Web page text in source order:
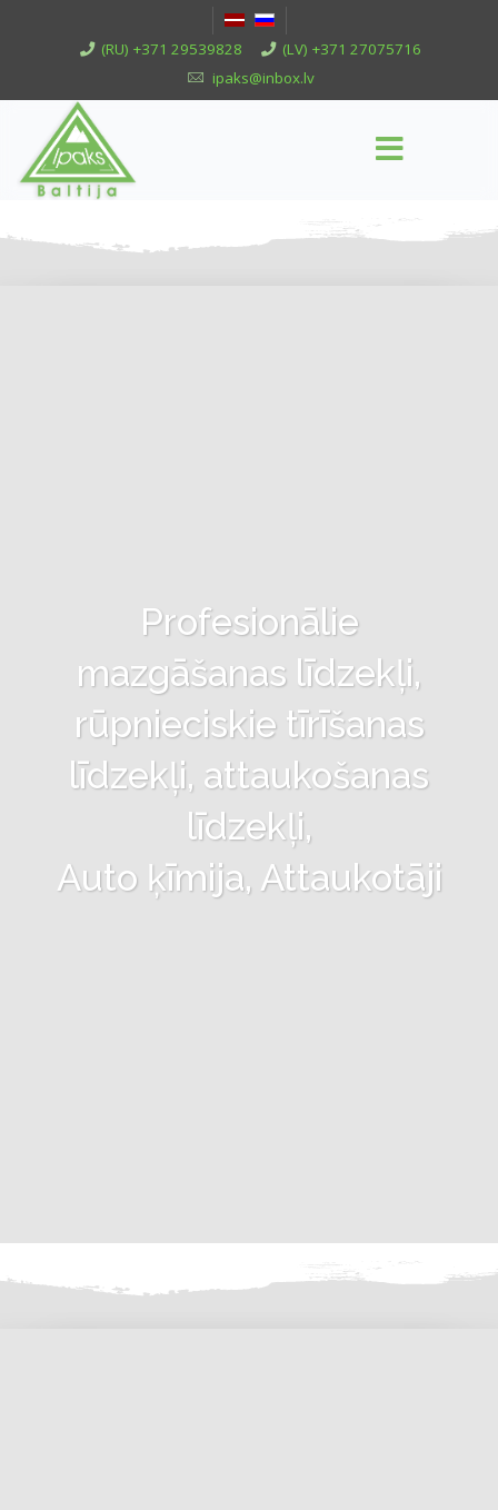
(RU) +371 29539828
(LV) +371 27075716
ipaks@inbox.lv
Profesionālie
mazgāšanas līdzekļi,
rūpnieciskie tīrīšanas
līdzekļi, attaukošanas
līdzekļi,
Auto ķīmija, Attaukotāji